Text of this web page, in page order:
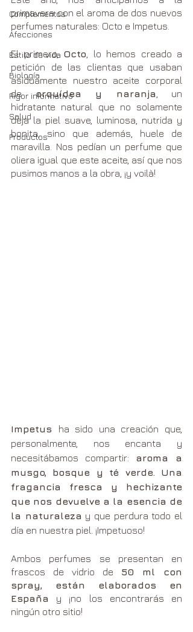
Complementos
Afecciones
Estilo de vida
Biología
Rigor informativo
Salud
Productos
primavera con el aroma de dos nuevos
perfumes naturales: Octo e Impetus.
El primero, Octo , lo hemos creado a
petición de las clientas que usaban
asiduamente nuestro aceite corporal
de orquídea y naranja , un
hidratante natural que no solamente
deja la piel suave, luminosa, nutrida y
bonita, sino que además, huele de
maravilla. Nos pedían un perfume que
oliera igual que este aceite, así que nos
pusimos manos a la obra, ¡y voilà!
Impetus ha sido una creación que,
personalmente, nos encanta y
necesitábamos compartir: aroma a
musgo, bosque y té verde. Una
fragancia fresca y hechizante
que nos devuelve a la esencia de
la naturaleza y que perdura todo el
día en nuestra piel. ¡Impetuoso!
Ambos perfumes se presentan en
frascos de vidrio de 50 ml con
spray, están elaborados en
España
y ¡no los encontrarás en
ningún otro sitio!